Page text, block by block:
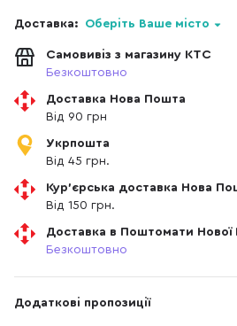
Доставка: Оберіть Ваше місто
Самовивіз з магазину КТС
Безкоштовно
Доставка Нова Пошта
Від 90 грн
Укрпошта
Від 45 грн.
Кур'єрська доставка Нова
Від 150 грн.
Доставка в Поштомати
Безкоштовно
Додаткові пропозиції